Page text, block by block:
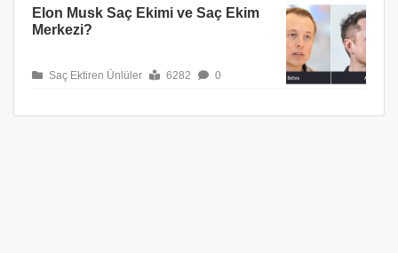
Elon Musk Saç Ekimi ve Saç Ekim
Merkezi?
Saç Ektiren Ünlüler 6282 0